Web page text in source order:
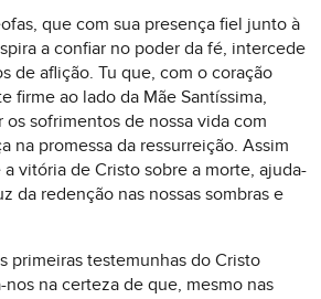
que com sua presença fiel junto à
a confiar no poder da fé, intercede
de aflição. Tu que, com o coração
firme ao lado da Mãe Santíssima,
os sofrimentos de nossa vida com
na promessa da ressurreição. Assim
vitória de Cristo sobre a morte, ajuda-
da redenção nas nossas sombras e
primeiras testemunhas do Cristo
na certeza de que, mesmo nas